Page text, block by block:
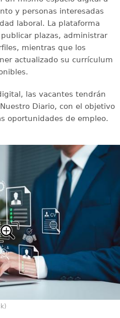
y personas interesadas
laboral. La plataforma
plazas, administrar
mientras que los
actualizado su currículum
las vacantes tendrán
Diario, con el objetivo
oportunidades de empleo.